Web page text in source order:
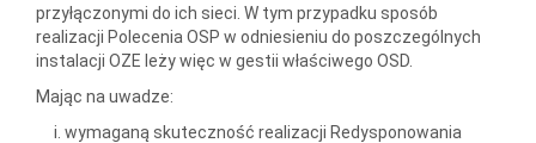
przyłączonymi do ich sieci. W tym przypadku sposób
realizacji Polecenia OSP w odniesieniu do poszczególnych
instalacji OZE leży więc w gestii właściwego OSD.
Mając na uwadze:
i. wymaganą skuteczność realizacji Redysponowania